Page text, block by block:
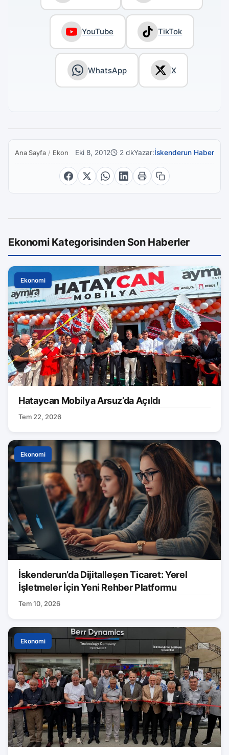
YouTube TikTok
WhatsApp X
Ana Sayfa / EkonomiEki 8, 2012 2 dkYazar:İskenderun Haber
Ekonomi Kategorisinden Son Haberler
Ekonomi
Hataycan Mobilya Arsuz’da Açıldı
Tem 22, 2026
Ekonomi
İskenderun’da Dijitalleşen Ticaret: Yerel
İşletmeler İçin Yeni Rehber Platformu
Tem 10, 2026
Ekonomi